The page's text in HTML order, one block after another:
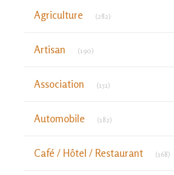
Agriculture (282)
Artisan (190)
Association (151)
Automobile (182)
Café / Hôtel / Restaurant (168)